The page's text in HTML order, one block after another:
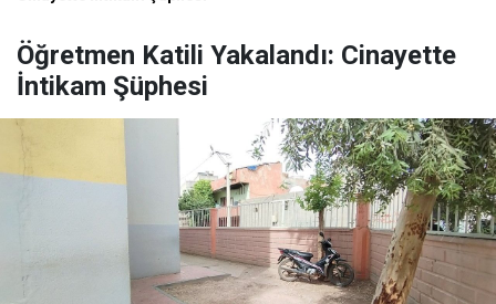
Öğretmen Katili Yakalandı: Cinayette
İntikam Şüphesi